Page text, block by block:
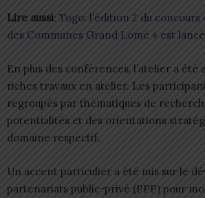
Lire aussi: Togo: l’édition 2 du concours
des Communes Grand Lomé » est
En plus des conférences, l’atelier a été
riches travaux en atelier. Les
regroupés par thématiques de
potentialités et des orientations
domaine respectif.
Un accent particulier a été mis sur le
partenariats public-privé (PPP) pour